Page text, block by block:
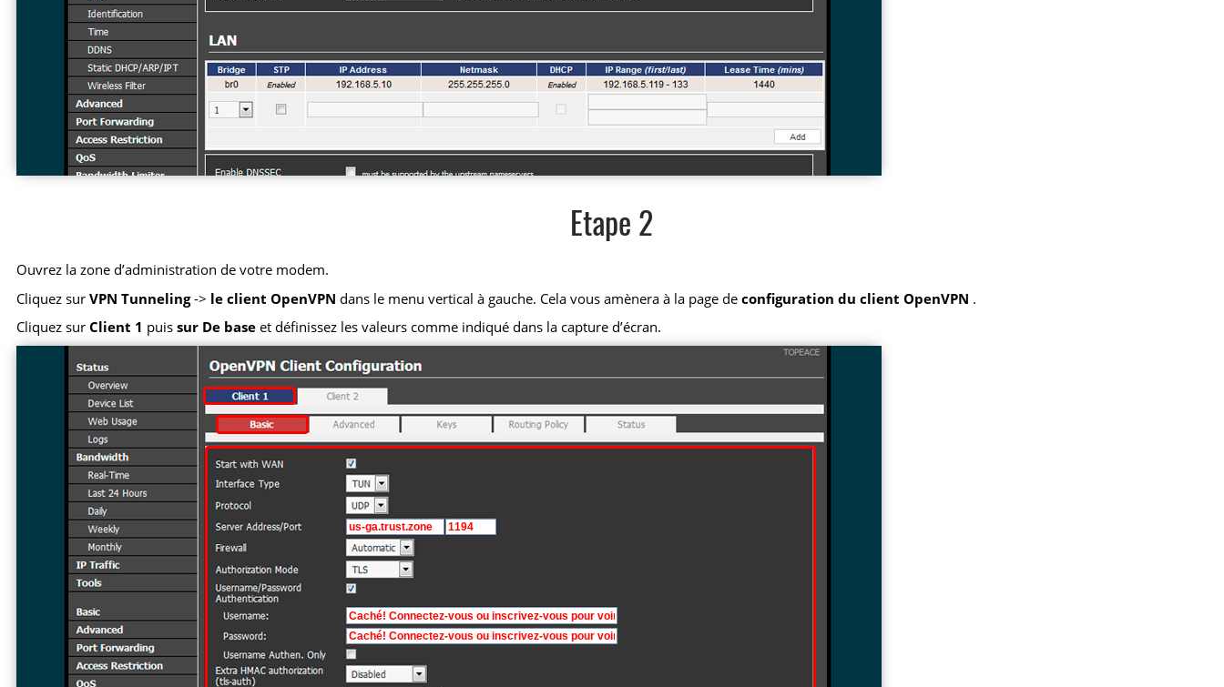
Etape 2
Ouvrez la zone d’administration de votre modem.
Cliquez surVPN Tunneling-> le client OpenVPN dans le menu vertical à gauche. Cela vous amènera à la page deconfiguration du client OpenVPN .
Cliquez surClient 1 puissur De base et définissez les valeurs comme indiqué dans la capture d’écran.